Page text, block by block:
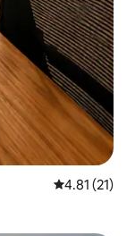
औसत रेटिंग 5 में
4.81 (21)